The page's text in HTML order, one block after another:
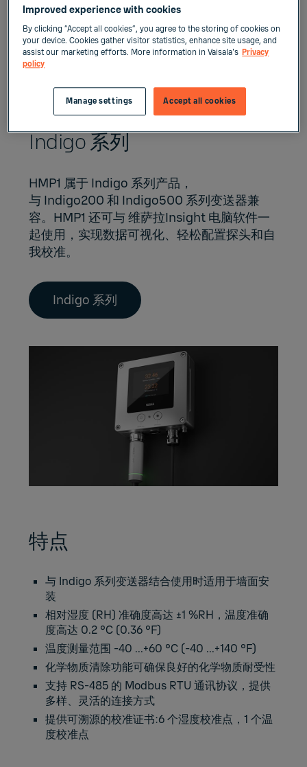
Indigo 系列
HMP1 属于 Indigo 系列产品，
与 Indigo200和 Indigo500 系列变送器兼
容。HMP1 还可与维萨拉Insight 电脑软件一
起使用，实现数据可视化、轻松配置探头和自
我校准。​
Indigo 系列
特点
与 Indigo 系列变送器结合使用时适用于墙面安
装
相对湿度 (RH) 准确度高达 ±1 %RH，温度准确
度高达 0.2 °C (0.36 °F)
温度测量范围 -40 ...+60 °C (-40 ...+140 °F)
化学物质清除功能可确保良好的化学物质耐受性
支持 RS-485 的 Modbus RTU 通讯协议，提供
多样、灵活的连接方式
提供可溯源的校准证书:6 个湿度校准点，1 个温
度校准点
Improved experience with cookies
By clicking “Accept all cookies”, you agree to the storing of cookies on
your device. Cookies gather visitor statistics, enhance site usage, and
assist our marketing efforts. More information in Vaisala's Privacy
policy
Accept all cookies
Manage settings